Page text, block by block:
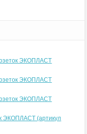
ЭКОПЛАСТ
ЭКОПЛАСТ
ЭКОПЛАСТ
ЭКОПЛАСТ (артикул